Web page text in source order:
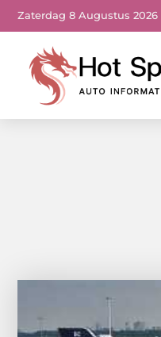
Zaterdag 8 Augustus 2026